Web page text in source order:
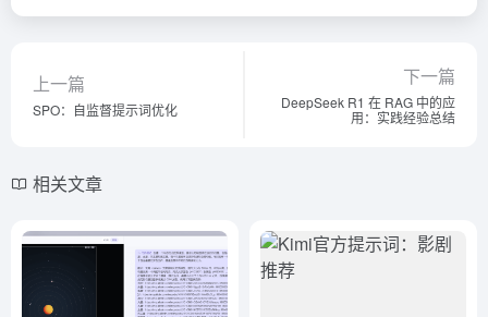
上一篇
SPO：自监督提示词优化
下一篇
DeepSeek R1 在 RAG 中的应
用：实践经验总结
相关文章